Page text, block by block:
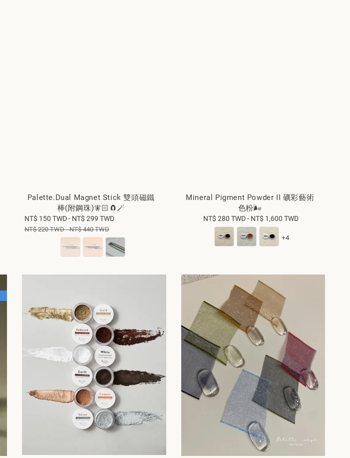
Palette.Dual Magnet Stick 雙頭磁鐵
棒(附鋼珠)🧚🏻🧲🪄
Sale
price
NT$ 150 TWD- NT$ 299 TWD
NT$ 220 TWD-NT$ 440 TWD
Mineral Pigment Powder II 礦彩藝術
色粉🌬️
Regular
price
NT$ 280 TWD- NT$ 1,600 TWD
+4